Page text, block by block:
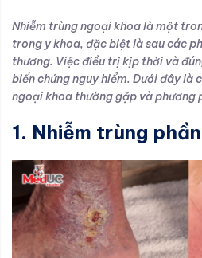
Nhiễm trùng ngoại khoa là một
trong y khoa, đặc biệt là sau các
thương. Việc điều trị kịp thời và
biến chứng nguy hiểm. Dưới đây là
ngoại khoa thường gặp và phương
1. Nhiễm trùng